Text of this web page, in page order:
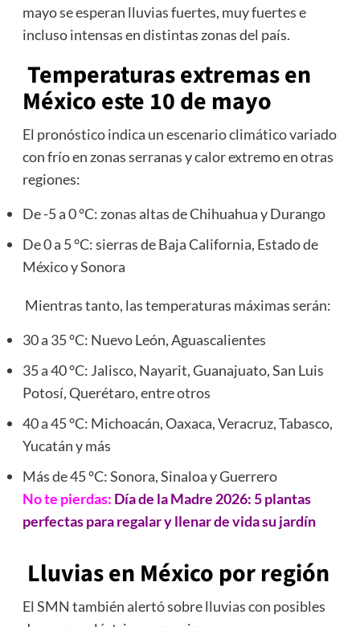
mayo se esperan lluvias fuertes, muy fuertes e
incluso intensas en distintas zonas del país.
Temperaturas extremas en
México este 10 de mayo
El pronóstico indica un escenario climático variado
con frío en zonas serranas y calor extremo en otras
regiones:
De -5 a 0 °C: zonas altas de Chihuahua y Durango
De 0 a 5 °C: sierras de Baja California, Estado de
México y Sonora
Mientras tanto, las temperaturas máximas serán:
30 a 35 °C: Nuevo León, Aguascalientes
35 a 40 °C: Jalisco, Nayarit, Guanajuato, San Luis
Potosí, Querétaro, entre otros
40 a 45 °C: Michoacán, Oaxaca, Veracruz, Tabasco,
Yucatán y más
Más de 45 °C: Sonora, Sinaloa y Guerrero
No te pierdas: Día de la Madre 2026: 5 plantas
perfectas para regalar y llenar de vida su jardín
Lluvias en México por región
El SMN también alertó sobre lluvias con posibles